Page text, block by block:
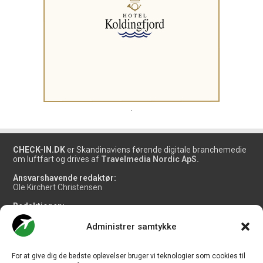
Administrer samtykke
For at give dig de bedste oplevelser bruger vi teknologier som cookies til
CHECK-IN.DK er Skandinaviens førende digitale branchemedie
om luftfart og drives af Travelmedia Nordic ApS.
Ansvarshavende redaktør:
Ole Kirchert Christensen
Redaktionen:
Christian Granhøj Skouboe
Henrik Baumgarten
Danny Longhi Andreasen